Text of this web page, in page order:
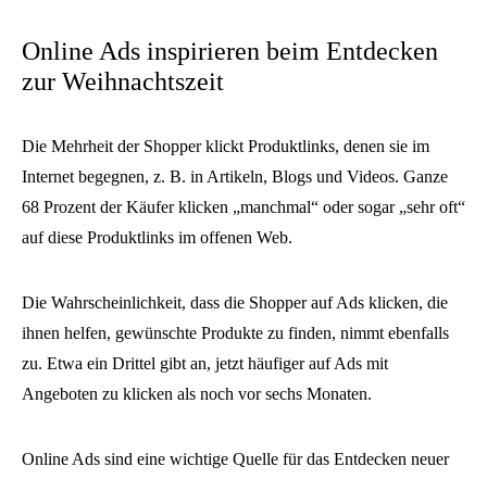
Online Ads inspirieren beim Entdecken
zur Weihnachtszeit
Die Mehrheit der Shopper klickt Produktlinks, denen sie im
Internet begegnen, z. B. in Artikeln, Blogs und Videos. Ganze
68 Prozent der Käufer klicken „manchmal“ oder sogar „sehr oft“
auf diese Produktlinks im offenen Web.
Die Wahrscheinlichkeit, dass die Shopper auf Ads klicken, die
ihnen helfen, gewünschte Produkte zu finden, nimmt ebenfalls
zu. Etwa ein Drittel gibt an, jetzt häufiger auf Ads mit
Angeboten zu klicken als noch vor sechs Monaten.
Online Ads sind eine wichtige Quelle für das Entdecken neuer